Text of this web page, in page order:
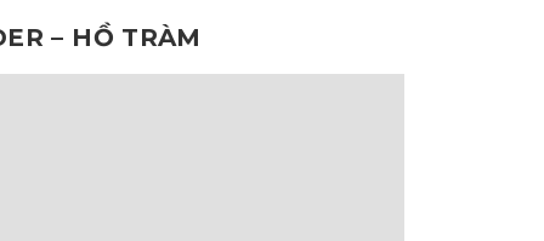
– HỒ TRÀM